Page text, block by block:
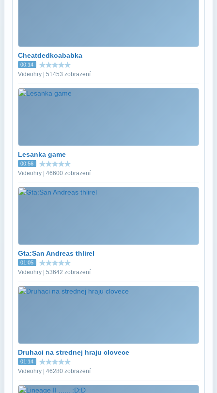
Cheatdedkoababka
00:14
Videohry | 51453 zobrazení
Lesanka game
00:56
Videohry | 46600 zobrazení
Gta:San Andreas thlirel
01:05
Videohry | 53642 zobrazení
Druhaci na strednej hraju clovece
01:14
Videohry | 46280 zobrazení